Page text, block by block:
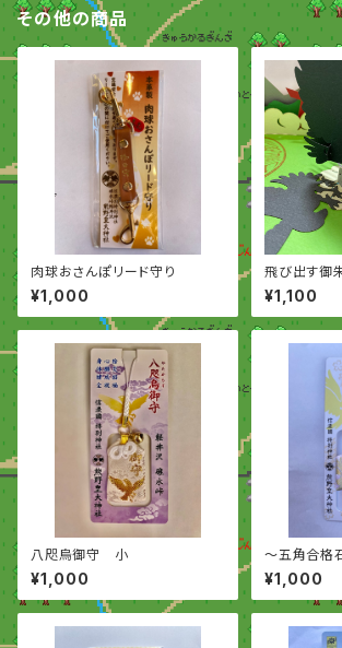
その他の商品
肉球おさんぽリード守り
¥1,000
飛び出す御
¥1,100
八咫烏御守 小
¥1,000
〜五角合格
¥1,000